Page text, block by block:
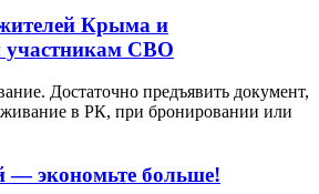
Крыма и
участникам СВО
Достаточно предъявить документ,
в РК, при бронировании или
— экономьте больше!